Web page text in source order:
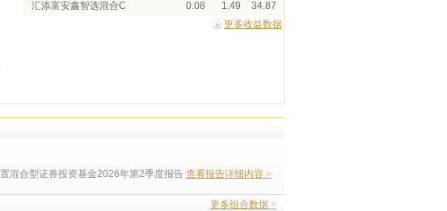
汇添富安鑫智选混合C 0.08 1.49
34.87
更多收益数据
混合型证券投资基金2026年第2季度报告 查看报告详细内容 >
更多组合数据 >